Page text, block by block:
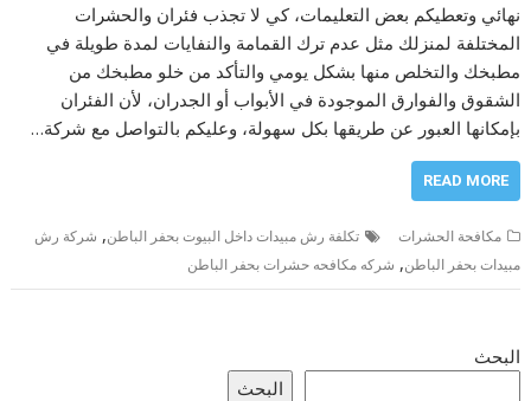
نهائي وتعطيكم بعض التعليمات، كي لا تجذب فئران والحشرات
المختلفة لمنزلك مثل عدم ترك القمامة والنفايات لمدة طويلة في
مطبخك والتخلص منها بشكل يومي والتأكد من خلو مطبخك من
الشقوق والفوارق الموجودة في الأبواب أو الجدران، لأن الفئران
بإمكانها العبور عن طريقها بكل سهولة، وعليكم بالتواصل مع شركة…
READ MORE
مكافحة الحشرات تكلفة رش مبيدات داخل البيوت بحفر الباطن, شركة رش
مبيدات بحفر الباطن, شركه مكافحه حشرات بحفر الباطن
البحث
البحث